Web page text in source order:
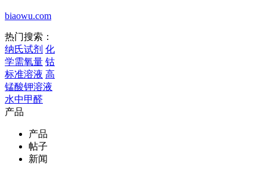
biaowu.com
热门搜索：
纳氏试剂 化
学需氧量 钴
标准溶液 高
锰酸钾溶液
水中甲醛
产品
产品
帖子
新闻